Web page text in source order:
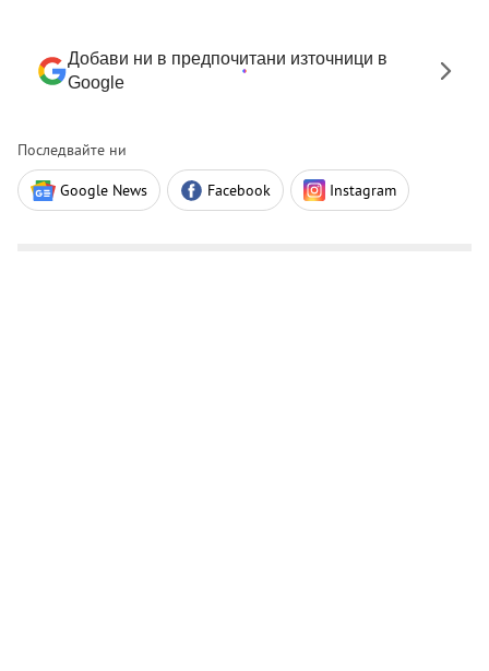
Добави ни в предпочитани източници в
Google
Последвайте ни
Google News Facebook Instagram